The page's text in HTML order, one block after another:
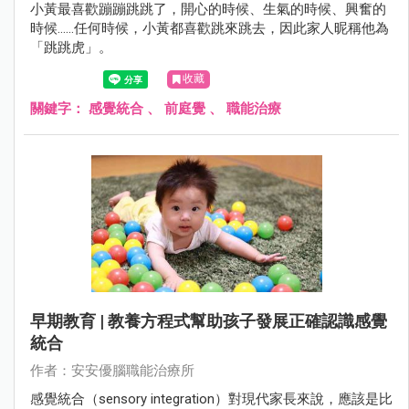
小黃最喜歡蹦蹦跳跳了，開心的時候、生氣的時候、興奮的
時候……任何時候，小黃都喜歡跳來跳去，因此家人昵稱他為
「跳跳虎」。
收藏
關鍵字： 感覺統合 、 前庭覺 、 職能治療
早期教育 | 教養方程式幫助孩子發展正確認識感覺
統合
作者：安安優腦職能治療所
感覺統合（sensory integration）對現代家長來說，應該是比